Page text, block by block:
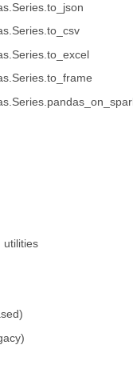
utilities